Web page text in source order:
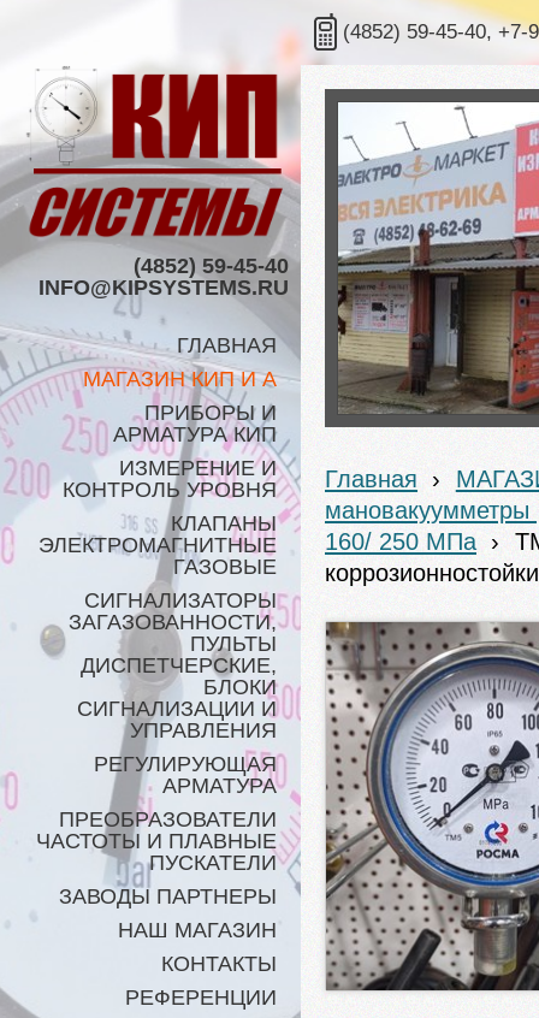
(4852) 59-45-40, +7-
(4852) 59-45-40
INFO@KIPSYSTEMS.RU
ГЛАВНАЯ
МАГАЗИН КИП И А
ПРИБОРЫ И
АРМАТУРА КИП
ИЗМЕРЕНИЕ И
КОНТРОЛЬ УРОВНЯ
КЛАПАНЫ
ЭЛЕКТРОМАГНИТНЫЕ
ГАЗОВЫЕ
СИГНАЛИЗАТОРЫ
ЗАГАЗОВАННОСТИ,
ПУЛЬТЫ
ДИСПЕТЧЕРСКИЕ,
БЛОКИ
СИГНАЛИЗАЦИИ И
УПРАВЛЕНИЯ
РЕГУЛИРУЮЩАЯ
АРМАТУРА
ПРЕОБРАЗОВАТЕЛИ
ЧАСТОТЫ И ПЛАВНЫЕ
ПУСКАТЕЛИ
ЗАВОДЫ ПАРТНЕРЫ
НАШ МАГАЗИН
КОНТАКТЫ
РЕФЕРЕНЦИИ
Главная ›
мановакуумметры
160/ 250 МПа ›